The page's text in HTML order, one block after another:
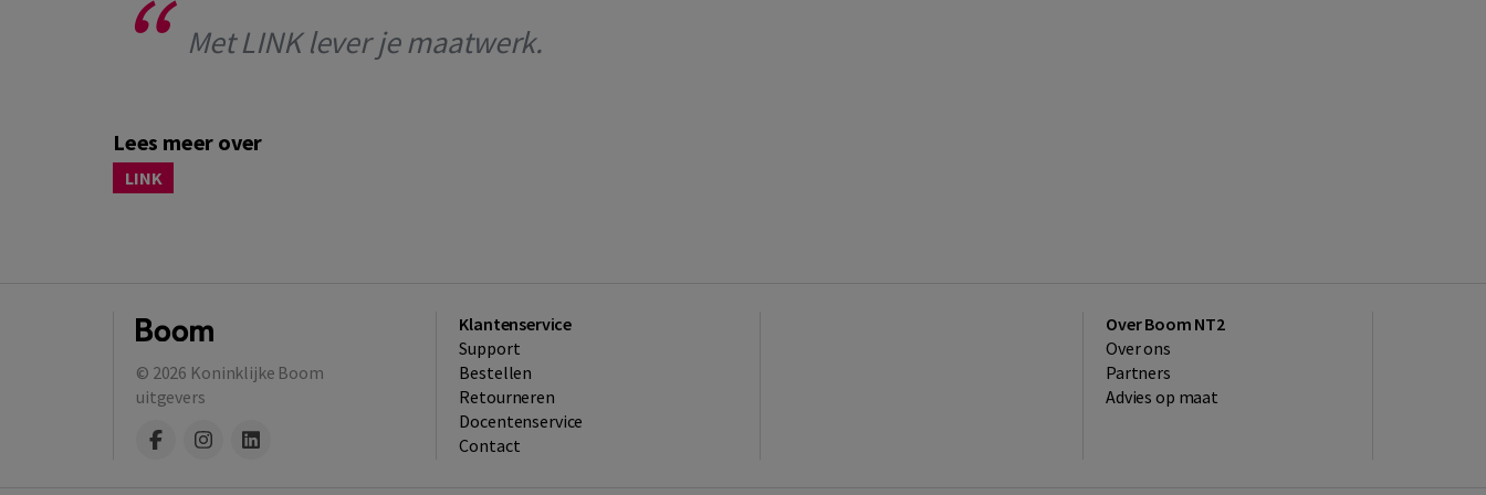
Met LINK lever je maatwerk.
Lees meer over
LINK
© 2026 Koninklijke Boom
uitgevers
Klantenservice
Support
Bestellen
​Retourneren
Docentenservice
Contact
Over Boom NT2
Over ons
Partners
Advies op maat